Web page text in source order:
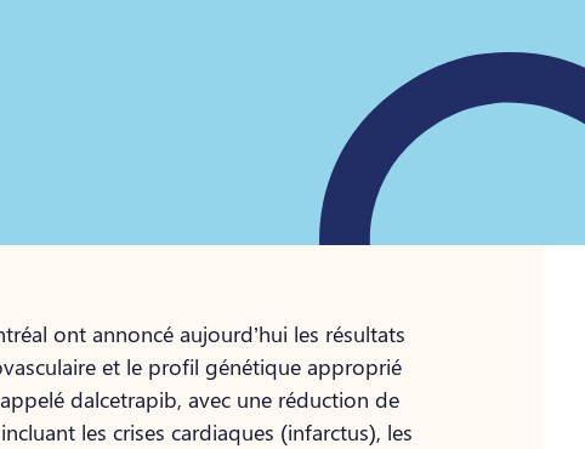
ont annoncé aujourd’hui les résultats
et le profil génétique approprié
dalcetrapib, avec une réduction de
les crises cardiaques (infarctus), les